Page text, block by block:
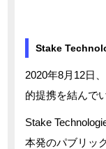
Stake
2020年8月12日
的提携を結んで
Stake
本発のパブリッ